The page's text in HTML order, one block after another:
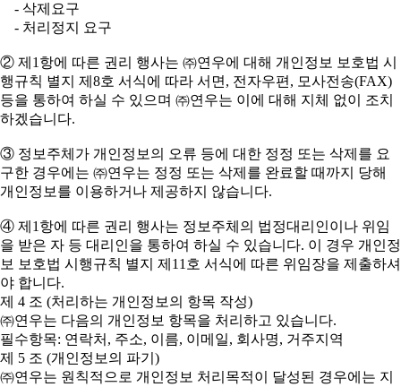
- 삭제요구
- 처리정지 요구
② 제1항에 따른 권리 행사는 ㈜연우에 대해 개인정보 보호법 시
행규칙 별지 제8호 서식에 따라 서면, 전자우편, 모사전송(FAX)
등을 통하여 하실 수 있으며 ㈜연우는 이에 대해 지체 없이 조치
하겠습니다.
③ 정보주체가 개인정보의 오류 등에 대한 정정 또는 삭제를 요
구한 경우에는 ㈜연우는 정정 또는 삭제를 완료할 때까지 당해
개인정보를 이용하거나 제공하지 않습니다.
④ 제1항에 따른 권리 행사는 정보주체의 법정대리인이나 위임
을 받은 자 등 대리인을 통하여 하실 수 있습니다. 이 경우 개인정
보 보호법 시행규칙 별지 제11호 서식에 따른 위임장을 제출하셔
야 합니다.
제 4 조 (처리하는 개인정보의 항목 작성)
㈜연우는 다음의 개인정보 항목을 처리하고 있습니다.
필수항목: 연락처, 주소, 이름, 이메일, 회사명, 거주지역
제 5 조 (개인정보의 파기)
㈜연우는 원칙적으로 개인정보 처리목적이 달성된 경우에는 지